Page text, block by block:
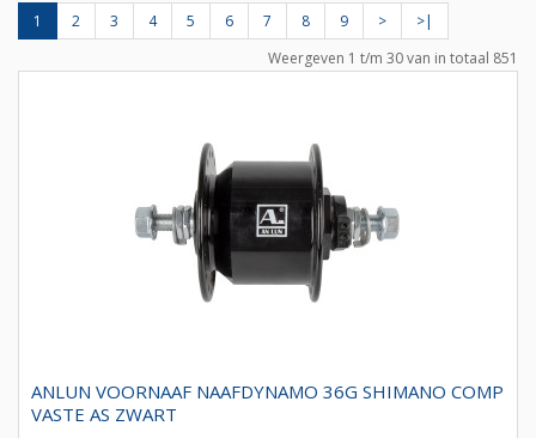
1 2 3 4 5 6 7 8 9 >
>|
Weergeven 1 t/m 30 van in totaal 851
ANLUN VOORNAAF NAAFDYNAMO 36G SHIMANO COMP
VASTE AS ZWART